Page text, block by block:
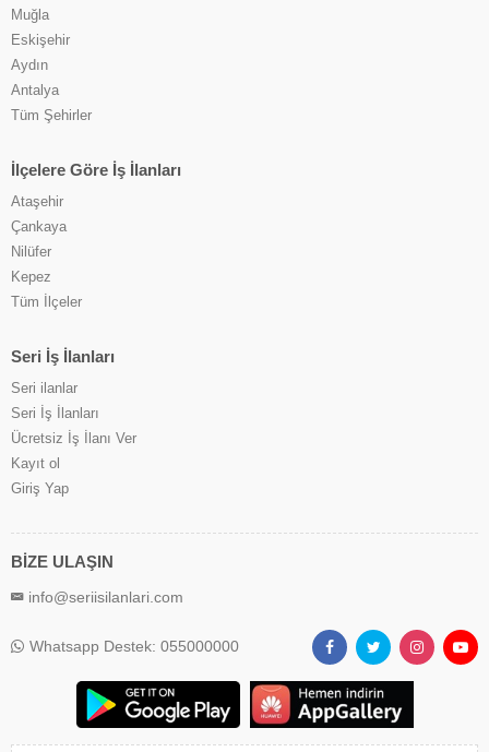
Muğla
Eskişehir
Aydın
Antalya
Tüm Şehirler
İlçelere Göre İş İlanları
Ataşehir
Çankaya
Nilüfer
Kepez
Tüm İlçeler
Seri İş İlanları
Seri ilanlar
Seri İş İlanları
Ücretsiz İş İlanı Ver
Kayıt ol
Giriş Yap
BİZE ULAŞIN
info@seriisilanlari.com
Whatsapp Destek: 055000000